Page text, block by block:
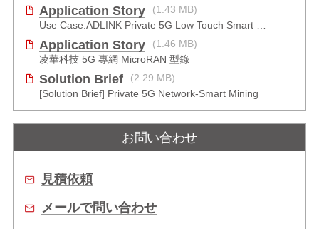
Application Story
(1.43 MB)
Application Story
(1.46 MB)
凌華科技 5G 專網 MicroRAN 型錄
Solution Brief
(2.29 MB)
[Solution Brief] Private 5G Network-Smart Mining
お問い合わせ
見積依頼
メールで問い合わせ